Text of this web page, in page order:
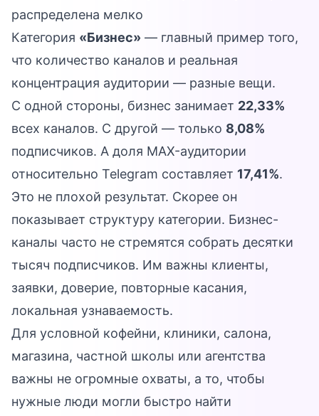
распределена мелко
Категория «Бизнес» — главный пример того,
что количество каналов и реальная
концентрация аудитории — разные вещи.
С одной стороны, бизнес занимает 22,33%
всех каналов. С другой — только 8,08%
подписчиков. А доля MAX-аудитории
относительно Telegram составляет 17,41%.
Это не плохой результат. Скорее он
показывает структуру категории. Бизнес-
каналы часто не стремятся собрать десятки
тысяч подписчиков. Им важны клиенты,
заявки, доверие, повторные касания,
локальная узнаваемость.
Для условной кофейни, клиники, салона,
магазина, частной школы или агентства
важны не огромные охваты, а то, чтобы
нужные люди могли быстро найти